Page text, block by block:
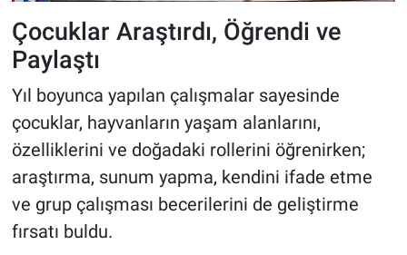
Çocuklar Araştırdı, Öğrendi ve
Paylaştı
Yıl boyunca yapılan çalışmalar sayesinde
çocuklar, hayvanların yaşam alanlarını,
özelliklerini ve doğadaki rollerini öğrenirken;
araştırma, sunum yapma, kendini ifade etme
ve grup çalışması becerilerini de geliştirme
fırsatı buldu.